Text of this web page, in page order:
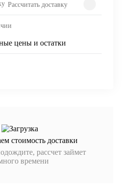
Рассчитать доставку
цены и остатки
стоимость доставки
рассчет займет
времени